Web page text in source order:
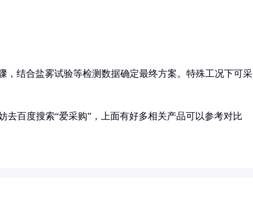
，结合盐雾试验等检测数据确定最终方案。特殊工况下可采
百度搜索“爱采购”，上面有好多相关产品可以参考对比